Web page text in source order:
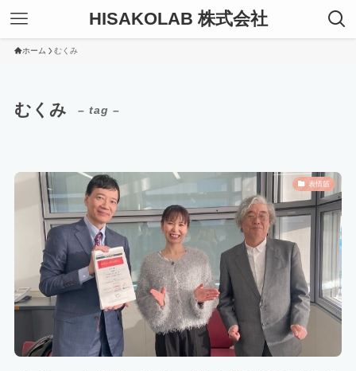
HISAKOLAB 株式会社
ホーム むくみ
むくみ – tag –
表情筋